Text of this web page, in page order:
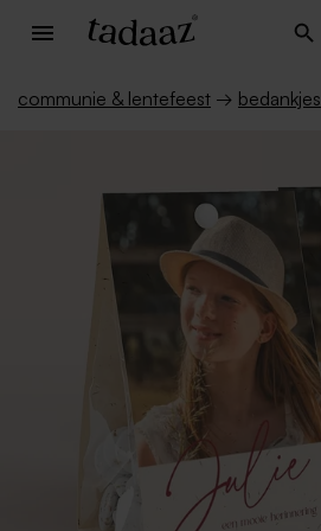
communie & lentefeest → bedankjes